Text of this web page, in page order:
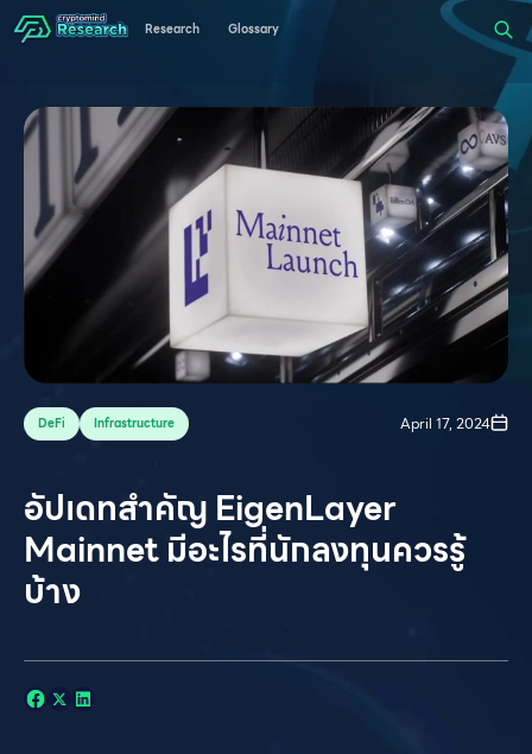
Research Glossary
DeFi Infrastructure April 17, 2024
อัปเดทสำคัญ EigenLayer
Mainnet มีอะไรที่นักลงทุนควรรู้
บ้าง